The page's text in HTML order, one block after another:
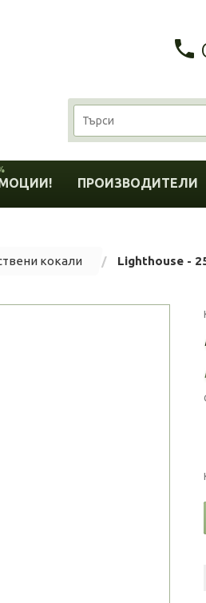
ПРОИЗВОДИТЕЛИ
кокали Lighthouse -